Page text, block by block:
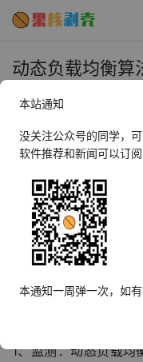
动态负载均衡算
2023年12月26日 上午
动态负载均衡算法是
况和系统资源使用情
优服务性能的算法，
要用于解决大规模、
系统资源，提高系统
动态负载均衡算法的
动态负载均衡算法的
1、监测：动态负载均
本站通知
没关注公众号的同学，
软件推荐和新闻可以订阅
本通知一周弹一次，如有